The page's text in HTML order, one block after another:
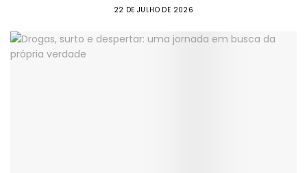
22 DE JULHO DE 2026